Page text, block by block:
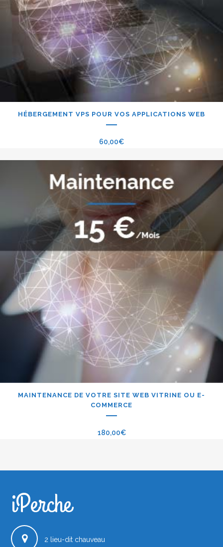
HÉBERGEMENT VPS POUR VOS APPLICATIONS WEB
60,00€
MAINTENANCE DE VOTRE SITE WEB VITRINE OU E-
COMMERCE
180,00€
iPerche.fr
iPerche
2 lieu-dit chauveau